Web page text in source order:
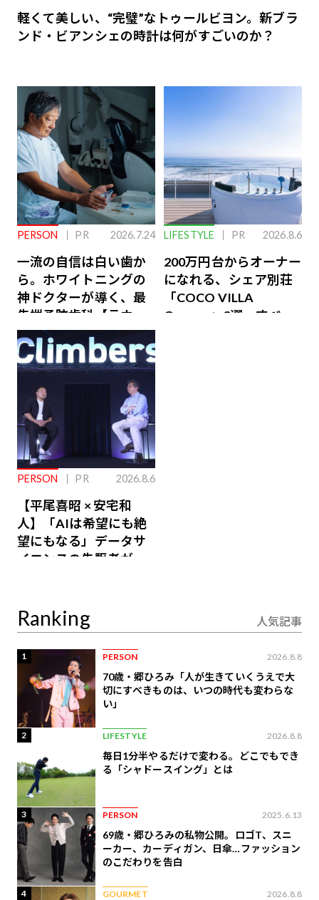
軽くて美しい、“完璧”なトゥールビヨン。新ブラ
ンド・ビアンシェの時計は何がすごいのか？
PERSON PR 2026.7.24
一流の自信は白い歯か
ら。ホワイトニングの
神ドクターが導く、最
先端予防歯科【ラウン
ジ会員特典あり】
LIFESTYLE PR 2026.8.6
200万円台からオーナー
になれる、シェア別荘
「COCO VILLA
Owners」3選。すべて
PERSON PR 2026.8.6
【平尾喜昭 × 安宅和
人】「AIは希望にも絶
望にもなる」データサ
イエンスの先駆者が語
Ranking 人気記事
1 PERSON 2026.8.8
70歳・郷ひろみ「人が生きていくうえで大
切にすべきものは、いつの時代も変わらな
い」
2 LIFESTYLE 2026.8.8
毎日1分半やるだけで変わる。どこでもでき
る「シャドースイング」とは
3 PERSON 2025.6.13
69歳・郷ひろみの私物公開。ロゴT、スニ
ーカー、カーディガン、日傘…ファッション
のこだわりを告白
4 GOURMET 2026.8.8